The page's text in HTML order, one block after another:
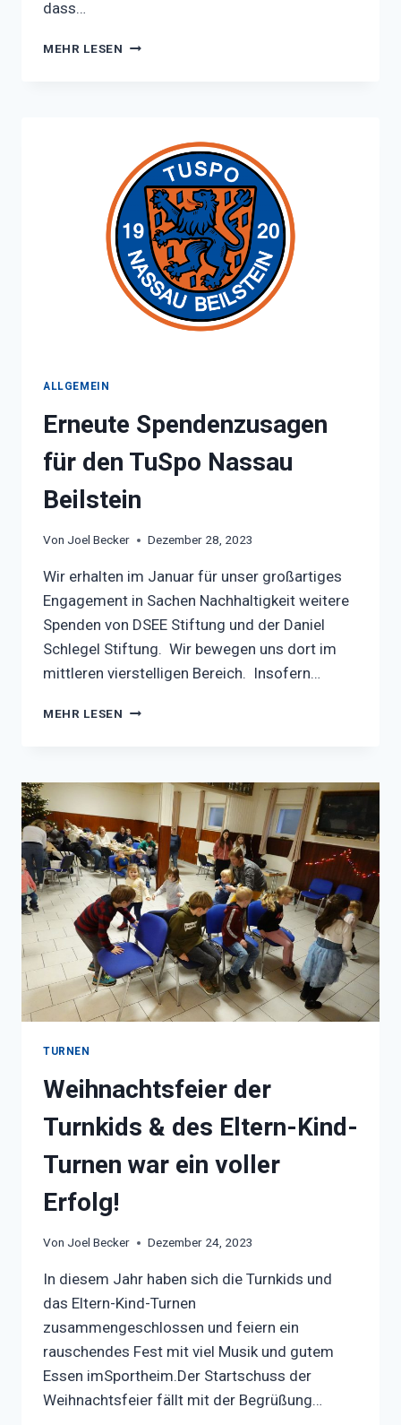
dass…
MEHR LESEN
GEMÜNDEN
(WOHRA)
ALLGEMEIN
Erneute Spendenzusagen
für den TuSpo Nassau
Beilstein
Von Joel Becker Dezember 28, 2023
Wir erhalten im Januar für unser großartiges
Engagement in Sachen Nachhaltigkeit weitere
Spenden von DSEE Stiftung und der Daniel
Schlegel Stiftung. Wir bewegen uns dort im
mittleren vierstelligen Bereich. Insofern…
MEHR LESEN ERNEUTE
TUSPO
NASSAU
BEILSTEIN
TURNEN
Weihnachtsfeier der
Turnkids & des Eltern-Kind-
Turnen war ein voller
Erfolg!
Von Joel Becker Dezember 24, 2023
In diesem Jahr haben sich die Turnkids und
das Eltern-Kind-Turnen
zusammengeschlossen und feiern ein
rauschendes Fest mit viel Musik und gutem
Essen imSportheim.Der Startschuss der
Weihnachtsfeier fällt mit der Begrüßung…